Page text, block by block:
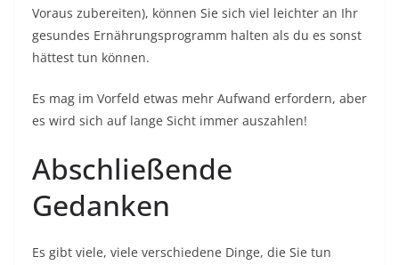
Voraus zubereiten), können Sie sich viel leichter an Ihr
gesundes Ernährungsprogramm halten als du es sonst
hättest tun können.
Es mag im Vorfeld etwas mehr Aufwand erfordern, aber
es wird sich auf lange Sicht immer auszahlen!
Abschließende
Gedanken
Es gibt viele, viele verschiedene Dinge, die Sie tun